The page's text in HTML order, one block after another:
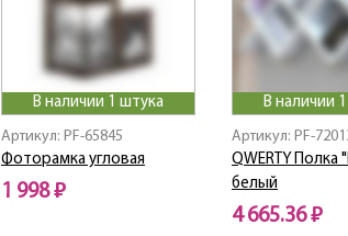
В наличии 1 штука
Артикул: PF-65845
Фоторамка угловая
1 998 ₽
В наличии
Артикул: PF-
QWERTY Полка
белый
4 665.36 ₽